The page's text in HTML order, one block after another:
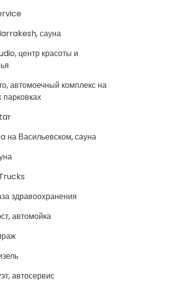
сауна
центр красоты и
автомоечный комплекс на
парковках
на Васильевском, сауна
здравоохранения
автомойка
автосервис